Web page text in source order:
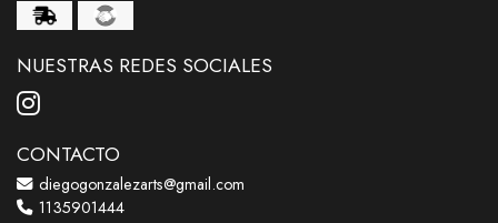
NUESTRAS REDES SOCIALES
CONTACTO
diegogonzalezarts@gmail.com
1135901444